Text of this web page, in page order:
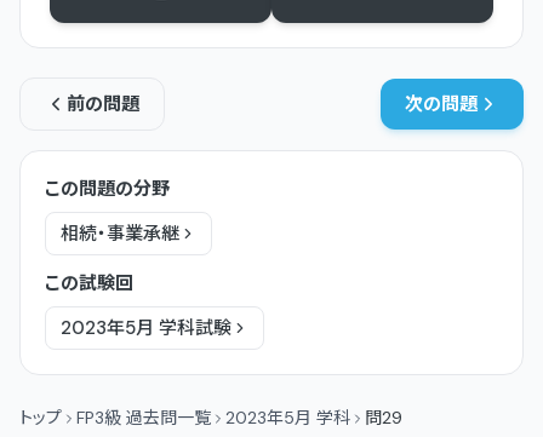
前の問題 次の問題
この問題の分野
相続・事業承継
この試験回
2023年5月 学科試験
トップ FP3級 過去問一覧 2023年5月 学科 問29